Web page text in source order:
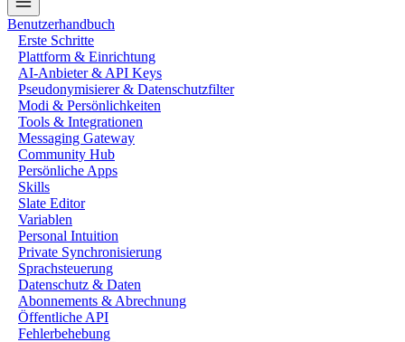
Benutzerhandbuch
Erste Schritte
Plattform & Einrichtung
AI-Anbieter & API Keys
Pseudonymisierer & Datenschutzfilter
Modi & Persönlichkeiten
Tools & Integrationen
Messaging Gateway
Community Hub
Persönliche Apps
Skills
Slate Editor
Variablen
Personal Intuition
Private Synchronisierung
Sprachsteuerung
Datenschutz & Daten
Abonnements & Abrechnung
Öffentliche API
Fehlerbehebung